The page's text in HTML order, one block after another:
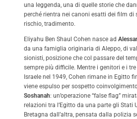
una leggenda, una di quelle storie che
perché rientra nei canoni esatti dei film di
rischio, tradimento.
Eliyahu Ben Shaul Cohen nasce ad
da una famiglia originaria di Aleppo, di
sionisti, posizione che col passare del
sempre più difficile. Mentre i genitori e i
Israele nel 1949, Cohen rimane in Egitto
viene espulso per sospetto coinvolgimento
Soshanah: un’operazione “false flag”
relazioni tra l’Egitto da una parte gli Stati
Bretagna dall’altra, pensata dalla polizia